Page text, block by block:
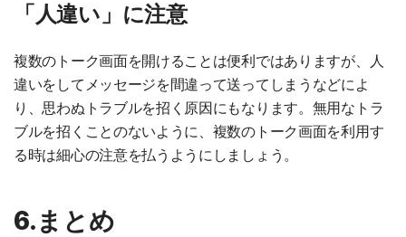
「人違い」に注意
複数のトーク画面を開けることは便利ではありますが、人
違いをしてメッセージを間違って送ってしまうなどによ
り、思わぬトラブルを招く原因にもなります。無用なトラ
ブルを招くことのないように、複数のトーク画面を利用す
る時は細心の注意を払うようにしましょう。
6.まとめ